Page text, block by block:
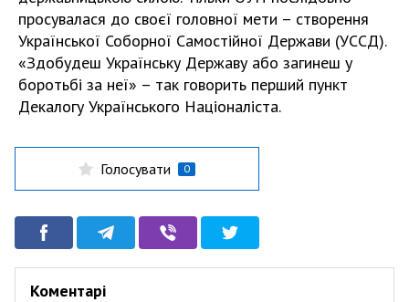
просувалася до своєї головної мети – створення
Української Соборної Самостійної Держави (УССД).
«Здобудеш Українську Державу або загинеш у
боротьбі за неї» – так говорить перший пункт
Декалогу Українського Націоналіста.
Голосувати 0
Коментарі